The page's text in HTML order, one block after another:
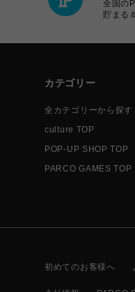
全国の
貯まる
カテゴリー
全カテゴリーから探す
culture TOP
POP-UP SHOP TOP
PARCO GAMES TOP
初めてのお客様へ